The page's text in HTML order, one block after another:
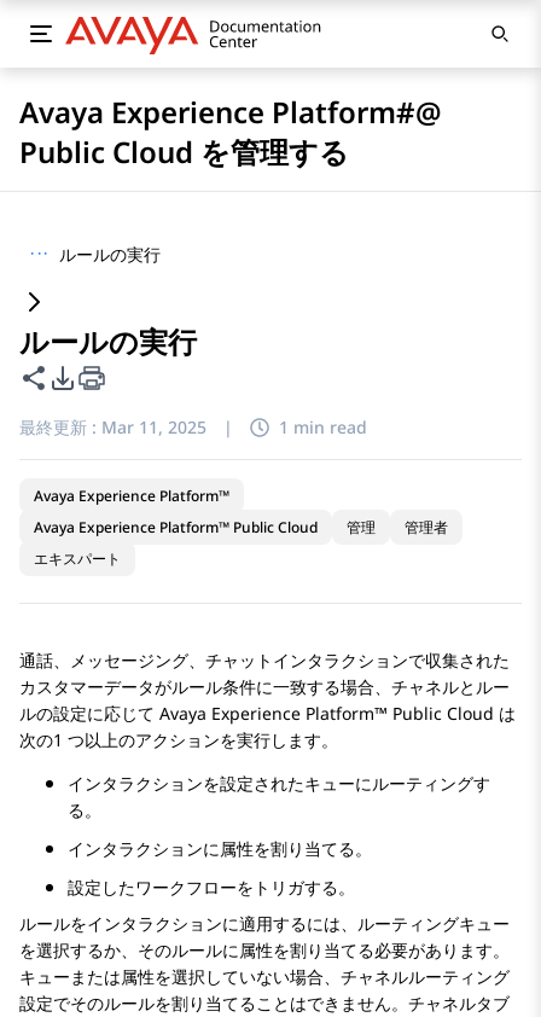
Avaya Experience Platform#@
Public Cloud を管理する
··· ルールの実行
ルールの実行
このページを共有
PDFエクスポートオプション
最終更新 : Mar 11, 2025 | 1 min read
Avaya Experience Platform™
Avaya Experience Platform™ Public Cloud
管理
管理者
エキスパート
通話、メッセージング、チャットインタラクションで収集された
カスタマーデータがルール条件に一致する場合、チャネルとルー
ルの設定に応じて Avaya Experience Platform™ Public Cloud は
次の1 つ以上のアクションを実行します。
インタラクションを設定されたキューにルーティングす
る。
インタラクションに属性を割り当てる。
設定したワークフローをトリガする。
ルールをインタラクションに適用するには、ルーティングキュー
を選択するか、そのルールに属性を割り当てる必要があります。
キューまたは属性を選択していない場合、チャネルルーティング
設定でそのルールを割り当てることはできません。 チャネルタブ